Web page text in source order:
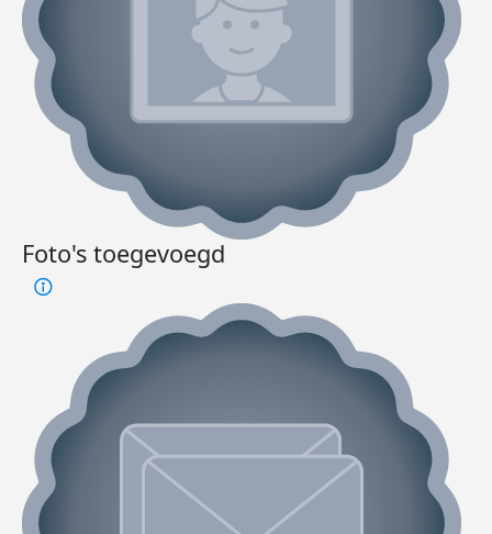
Foto's toegevoegd